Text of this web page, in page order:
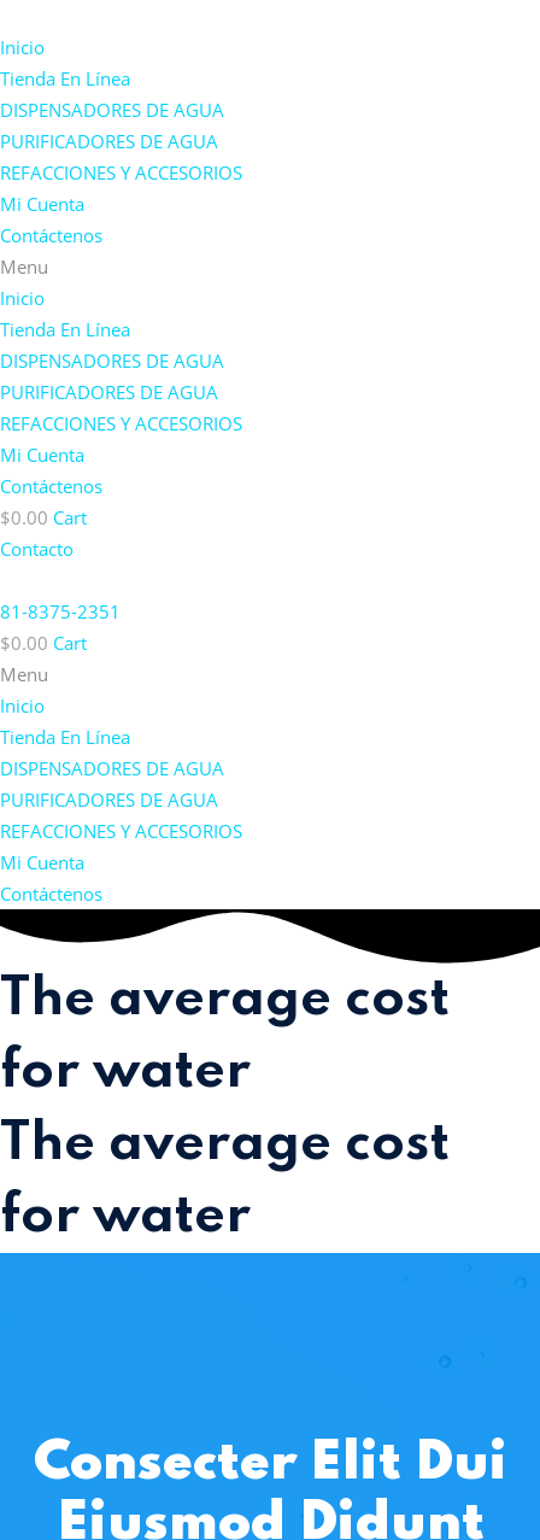
Inicio
Tienda En Línea
DISPENSADORES DE AGUA
PURIFICADORES DE AGUA
REFACCIONES Y ACCESORIOS
Mi Cuenta
Contáctenos
Menu
Inicio
Tienda En Línea
DISPENSADORES DE AGUA
PURIFICADORES DE AGUA
REFACCIONES Y ACCESORIOS
Mi Cuenta
Contáctenos
$0.00 Cart
Contacto
81-8375-2351
$0.00 Cart
Menu
Inicio
Tienda En Línea
DISPENSADORES DE AGUA
PURIFICADORES DE AGUA
REFACCIONES Y ACCESORIOS
Mi Cuenta
Contáctenos
The average cost
for water
The average cost
for water
Consecter Elit Dui
Eiusmod Didunt